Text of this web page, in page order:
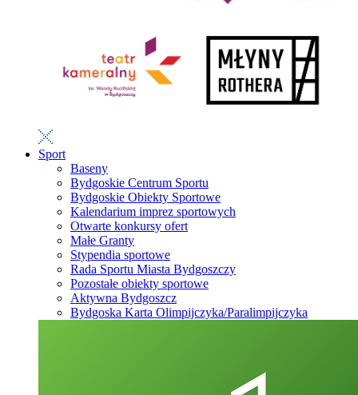
Sport
Baseny
Bydgoskie Centrum Sportu
Bydgoskie Obiekty Sportowe
Kalendarium imprez sportowych
Otwarte konkursy ofert
Małe Granty
Stypendia sportowe
Rada Sportu Miasta Bydgoszczy
Pozostałe obiekty sportowe
Aktywna Bydgoszcz
Bydgoska Karta Olimpijczyka/Paralimpijczyka